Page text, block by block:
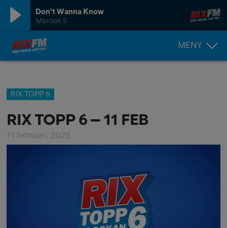
Don't Wanna Know
Maroon 5
MENY
RIX TOPP 6
RIX TOPP 6 – 11 FEB
11 februari, 2025